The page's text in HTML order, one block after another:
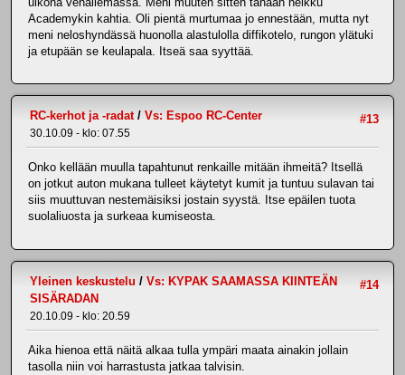
Academykin kahtia. Oli pientä murtumaa jo ennestään, mutta nyt
meni neloshyndässä huonolla alastulolla diffikotelo, rungon ylätuki
ja etupään se keulapala. Itseä saa syyttää.
#13
RC-kerhot ja -radat/ Vs: Espoo RC-Center
30.10.09 - klo: 07.55
Onko kellään muulla tapahtunut renkaille mitään ihmeitä? Itsellä
on jotkut auton mukana tulleet käytetyt kumit ja tuntuu sulavan tai
siis muuttuvan nestemäisiksi jostain syystä. Itse epäilen tuota
suolaliuosta ja surkeaa kumiseosta.
#14
Yleinen keskustelu / Vs: KYPAK SAAMASSA KIINTEÄN
SISÄRADAN
20.10.09 - klo: 20.59
Aika hienoa että näitä alkaa tulla ympäri maata ainakin jollain
tasolla niin voi harrastusta jatkaa talvisin.